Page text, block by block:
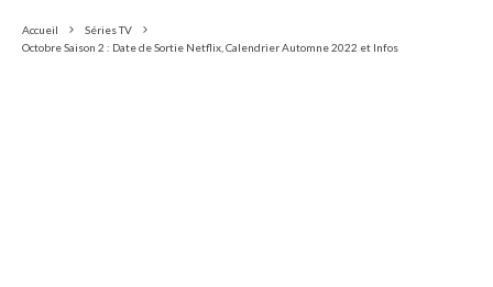
Accueil
Séries TV
Octobre Saison 2 : Date de Sortie Netflix, Calendrier Automne 2022 et Infos